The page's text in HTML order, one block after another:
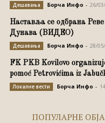
Дешавања Борча Инфо - 26/
Наставља се одбрана
Дунава (ВИДЕО)
Дешавања Борча Инфо - 28/
FK PKB Kovilovo
pomoć Petrovićima iz
Локалне вести Борча Инфо -
ПОПУЛАРНЕ